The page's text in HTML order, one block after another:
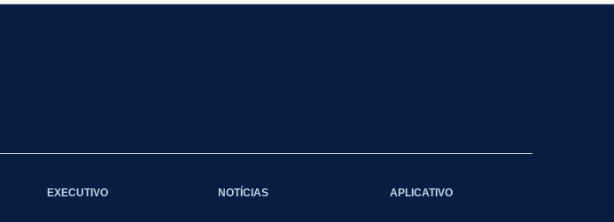
EXECUTIVO NOTÍCIAS APLICATIVO